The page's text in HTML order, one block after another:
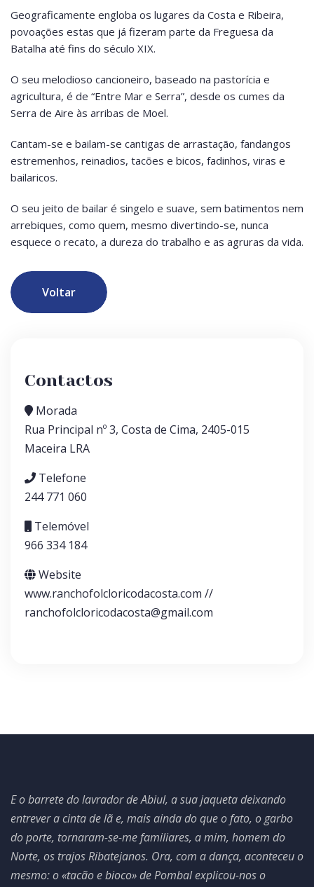
Geograficamente engloba os lugares da Costa e Ribeira,
povoações estas que já fizeram parte da Freguesa da
Batalha até fins do século XIX.
O seu melodioso cancioneiro, baseado na pastorícia e
agricultura, é de “Entre Mar e Serra”, desde os cumes da
Serra de Aire às arribas de Moel.
Cantam-se e bailam-se cantigas de arrastação, fandangos
estremenhos, reinadios, tacões e bicos, fadinhos, viras e
bailaricos.
O seu jeito de bailar é singelo e suave, sem batimentos nem
arrebiques, como quem, mesmo divertindo-se, nunca
esquece o recato, a dureza do trabalho e as agruras da vida.
Voltar
Contactos
Morada
Rua Principal nº 3, Costa de Cima, 2405-015
Maceira LRA
Telefone
244 771 060
Telemóvel
966 334 184
Website
www.ranchofolcloricodacosta.com //
ranchofolcloricodacosta@gmail.com
E o barrete do lavrador de Abiul, a sua jaqueta deixando
entrever a cinta de lã e, mais ainda do que o fato, o garbo
do porte, tornaram-se-me familiares, a mim, homem do
Norte, os trajos Ribatejanos. Ora, com a dança, aconteceu o
mesmo: o «tacão e bioco» de Pombal explicou-nos o